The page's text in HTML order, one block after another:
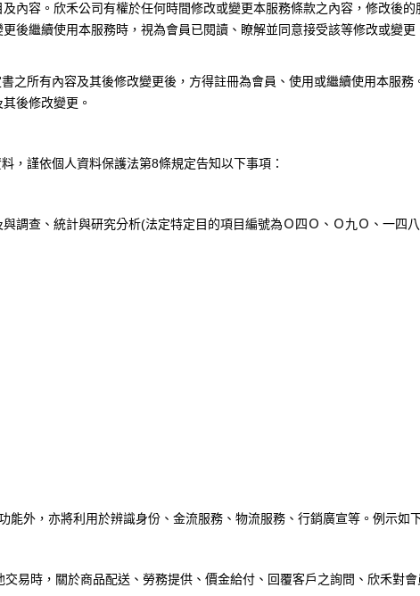
內容。欣禾公司有權於任何時間修改或變更本服務條款之內容，修改後的
後繼續使用本服務時，視為會員已閱讀、瞭解並同意接受該等修改或變
所有內容及其後修改變更後，方得註冊為會員、使用或繼續使用本服務
後修改變更。
，謹依個人資料保護法第8條規定告知以下事項：
調查、統計與研究分析(法定特定目的項目編號為Ｏ四Ｏ、Ｏ九Ｏ、一四
外，亦將利用於辨識身份、金流服務、物流服務、行銷廣宣等。例示如下
易時，關於商品配送、勞務提供、價金給付、回覆客戶之詢問、欣禾對